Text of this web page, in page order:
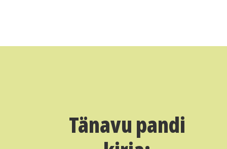
Tänavu pandi